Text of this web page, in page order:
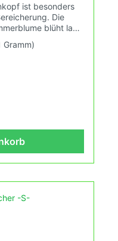
ist besonders
Die
blüht lang
unkomlizierte
Standorte. Tipp:
50 cm,
bitte trocken,
Gramm)